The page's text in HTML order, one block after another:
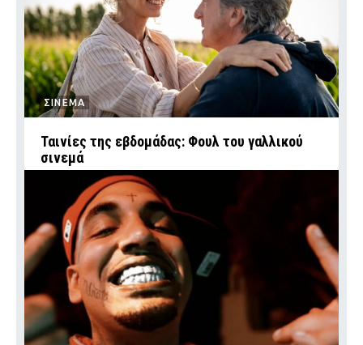
ΣΙΝΕΜΑ
Ταινίες της εβδομάδας: Φουλ του γαλλικού
σινεμά